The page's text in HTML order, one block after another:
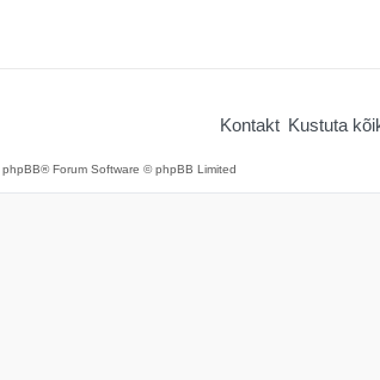
Kustuta
Kontakt
Forum Software © phpBB Limited